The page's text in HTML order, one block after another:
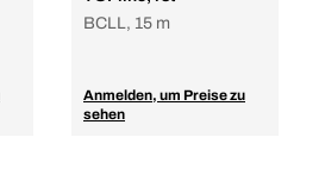
BCLL, 15 m
Anmelden, um Preise zu
sehen